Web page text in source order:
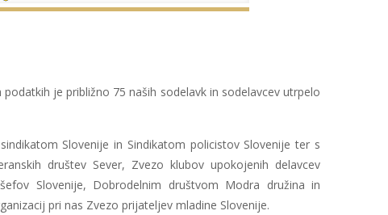
je približno 75 naših sodelavk in sodelavcev utrpelo
Slovenije in Sindikatom policistov Slovenije ter s
društev Sever, Zvezo klubov upokojenih delavcev
Slovenije, Dobrodelnim društvom Modra družina in
pri nas Zvezo prijateljev mladine Slovenije.